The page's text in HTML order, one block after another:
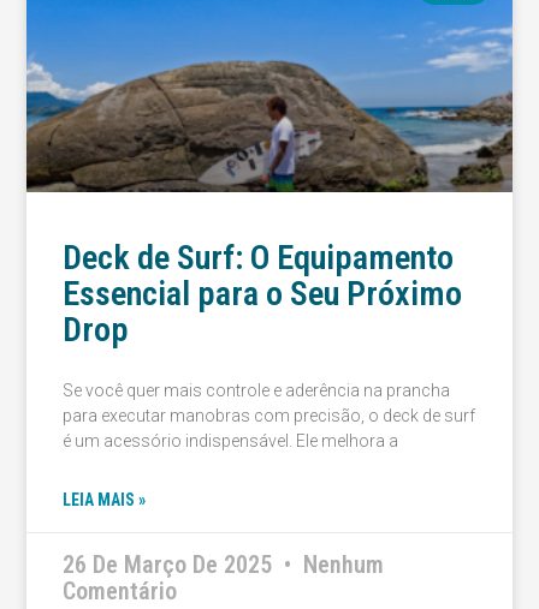
Deck de Surf: O Equipamento
Essencial para o Seu Próximo
Drop
Se você quer mais controle e aderência na prancha
para executar manobras com precisão, o deck de surf
é um acessório indispensável. Ele melhora a
LEIA MAIS »
26 De Março De 2025
Nenhum
Comentário